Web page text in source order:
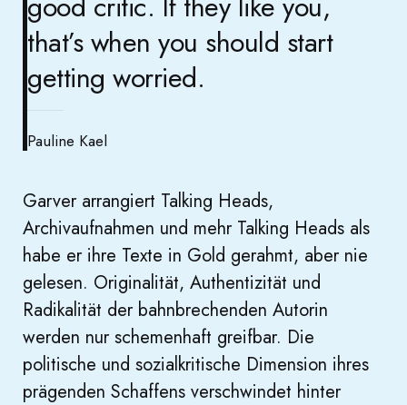
that’s when you should start
getting worried.
Pauline Kael
Garver arrangiert Talking Heads,
Archivaufnahmen und mehr Talking Heads als
habe er ihre Texte in Gold gerahmt, aber nie
gelesen. Originalität, Authentizität und
Radikalität der bahnbrechenden Autorin
werden nur schemenhaft greifbar. Die
politische und sozialkritische Dimension ihres
prägenden Schaffens verschwindet hinter